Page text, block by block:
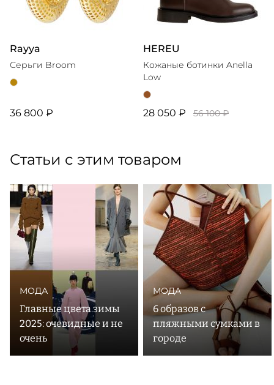
Rayya
Серьги Broom
36 800 ₽
HEREU
Кожаные ботинки Anella
Low
28 050 ₽ 56 100 ₽
Статьи с этим товаром
МОДА
Главные цвета зимы
2025: очевидные и не
очень
МОДА
6 образов с
пляжными сумками в
городе